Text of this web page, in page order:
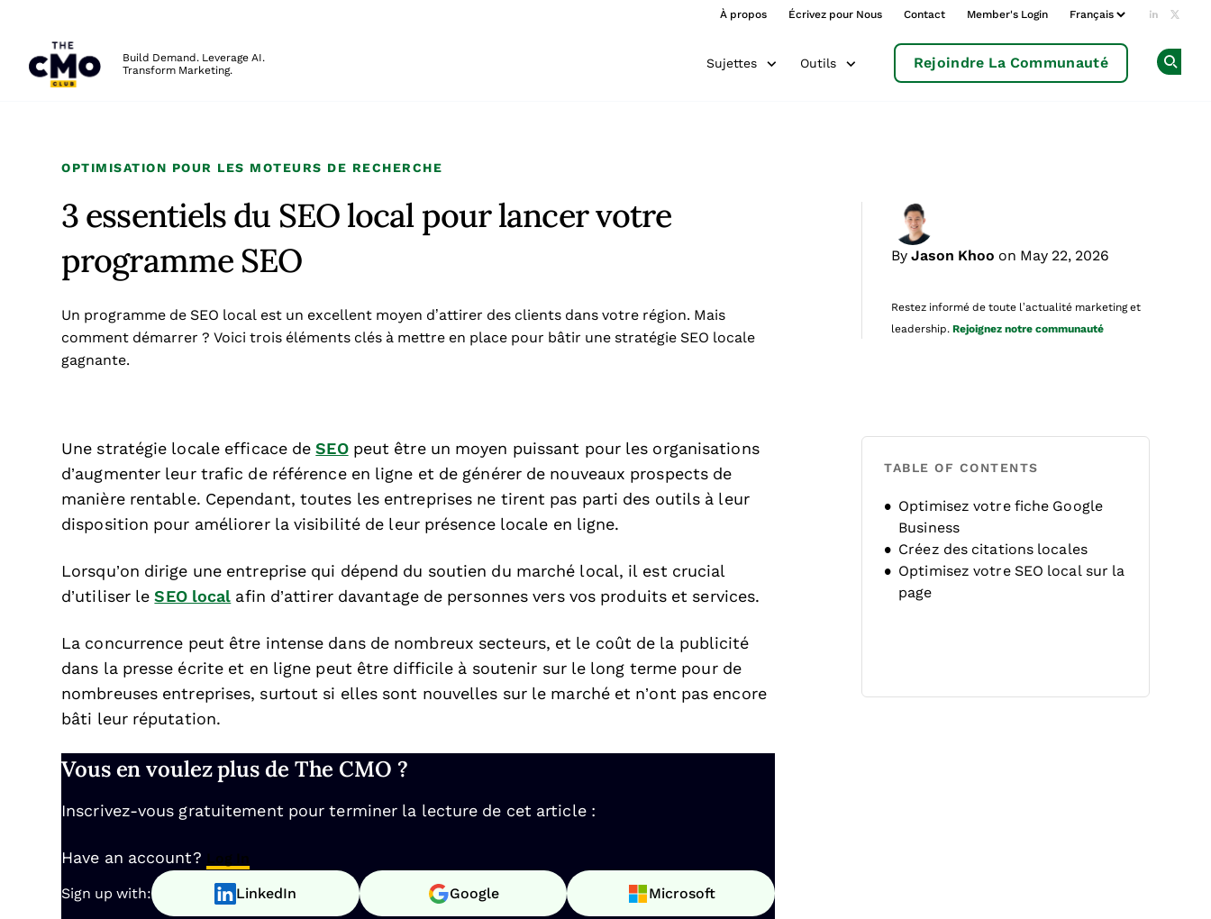
À propos Écrivez pour Nous Contact Member's Login Add us
Build Demand. Leverage AI.
Transform Marketing.
Sujettes Outils Rejoindre La Communauté
OPTIMISATION POUR LES MOTEURS DE RECHERCHE
3 essentiels du SEO local pour lancer votre
programme SEO
By Jason Khoo on May 22, 2026
Restez informé de toute l’actualité marketing et
leadership. Rejoignez notre communauté
Un programme de SEO local est un excellent moyen d’attirer des clients dans votre région. Mais
comment démarrer ? Voici trois éléments clés à mettre en place pour bâtir une stratégie SEO locale
gagnante.
Une stratégie locale efficace deSEOpeut être un moyen puissant pour les organisations
d’augmenter leur trafic de référence en ligne et de générer de nouveaux prospects de
manière rentable. Cependant, toutes les entreprises ne tirent pas parti des outils à leur
disposition pour améliorer la visibilité de leur présence locale en ligne.
Lorsqu’on dirige une entreprise qui dépend du soutien du marché local, il est crucial
d’utiliser leSEO local afin d’attirer davantage de personnes vers vos produits et services.
La concurrence peut être intense dans de nombreux secteurs, et le coût de la publicité
dans la presse écrite et en ligne peut être difficile à soutenir sur le long terme pour de
nombreuses entreprises, surtout si elles sont nouvelles sur le marché et n’ont pas encore
bâti leur réputation.
Vous en voulez plus de The CMO ?
Inscrivez-vous gratuitement pour terminer la lecture de cet article :
Have an account? Log In
Sign up with: LinkedIn Google Microsoft
TABLE OF CONTENTS
Optimisez votre fiche Google
Business
Créez des citations locales
Optimisez votre SEO local sur la
page